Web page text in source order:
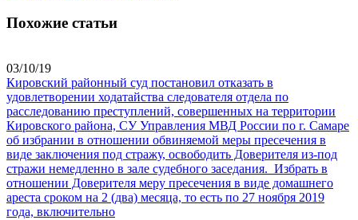
Похожие статьи
03/10/19
Кировский районный суд постановил отказать в
удовлетворении ходатайства следователя отдела по
расследованию преступлений, совершенных на территории
Кировского района, СУ Управления МВД России по г. Самаре
об избрании в отношении обвиняемой меры пресечения в
виде заключения под стражу, освободить Доверителя из-под
стражи немедленно в зале судебного заседания. Избрать в
отношении Доверителя меру пресечения в виде домашнего
ареста сроком на 2 (два) месяца, то есть по 27 ноября 2019
года, включительно